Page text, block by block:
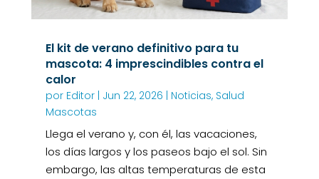
El kit de verano definitivo para tu
mascota: 4 imprescindibles contra el
calor
por Editor| Jun 22, 2026 Noticias, Salud
Mascotas
Llega el verano y, con él, las vacaciones,
los días largos y los paseos bajo el sol. Sin
embargo, las altas temperaturas de esta